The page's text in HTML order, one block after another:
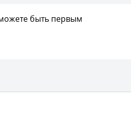
быть первым